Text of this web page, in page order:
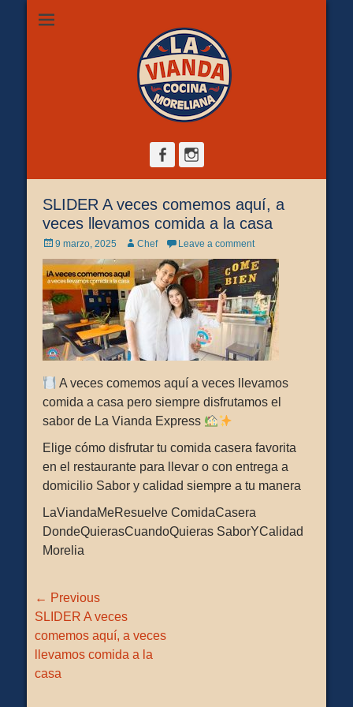
La Vianda Cocina
Moreliana |
Comida casera en
Camelinas sobre Ezequiel Calderón #30 esquina Av. Solidaridad.
Servicio para comer aquí, llevar o pedir a domicilio.
FacebookInstagram
SLIDER A veces comemos aquí, a
veces llevamos comida a la casa
Posted
on
9 marzo, 2025 Author
Chef Leave a comment
A veces comemos aquí a veces llevamos
comida a casa pero siempre disfrutamos el
sabor de La Vianda Express
Elige cómo disfrutar tu comida casera favorita
en el restaurante para llevar o con entrega a
domicilio Sabor y calidad siempre a tu manera
LaViandaMeResuelve ComidaCasera
DondeQuierasCuandoQuieras SaborYCalidad
Morelia
Navegación
de
entradas
← Previous
Previous
post:
SLIDER A veces
comemos aquí, a veces
llevamos comida a la
casa